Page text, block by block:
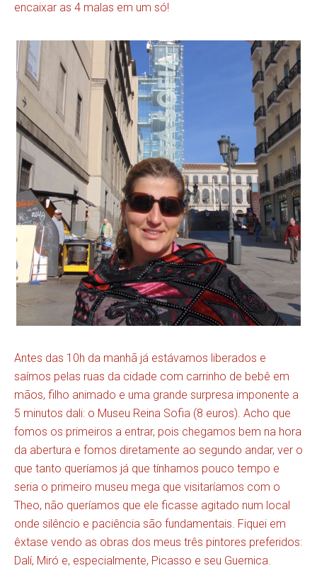
encaixar as 4 malas em um só!
Antes das 10h da manhã já estávamos liberados e
saímos pelas ruas da cidade com carrinho de bebê em
mãos, filho animado e uma grande surpresa imponente a
5 minutos dali: o Museu Reina Sofia (8 euros). Acho que
fomos os primeiros a entrar, pois chegamos bem na hora
da abertura e fomos diretamente ao segundo andar, ver o
que tanto queríamos já que tínhamos pouco tempo e
seria o primeiro museu mega que visitaríamos com o
Theo, não queríamos que ele ficasse agitado num local
onde silêncio e paciência são fundamentais. Fiquei em
êxtase vendo as obras dos meus três pintores preferidos:
Dalí, Miró e, especialmente, Picasso e seu Guernica.